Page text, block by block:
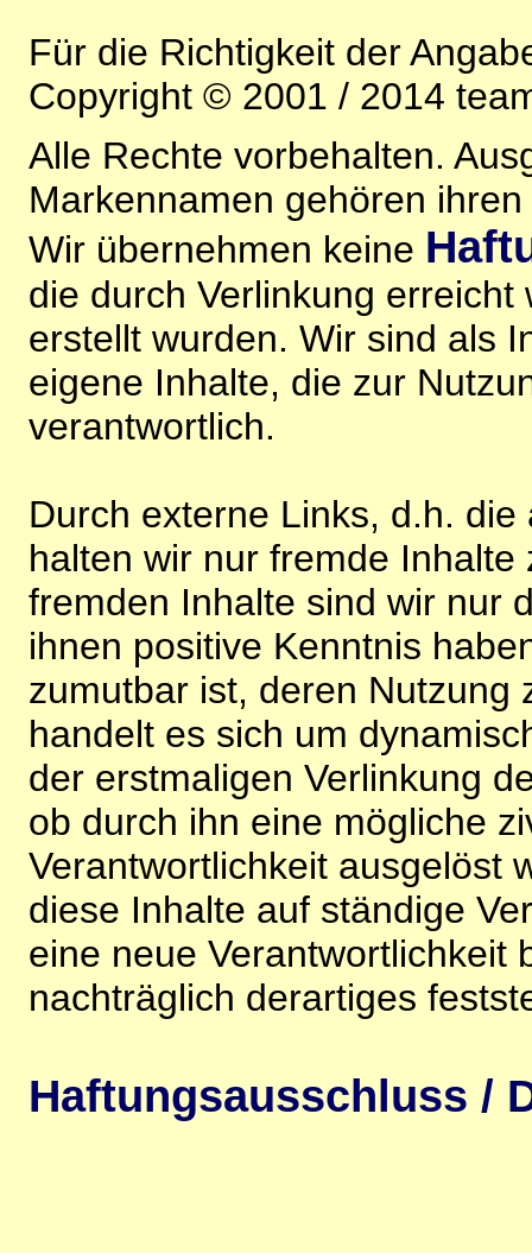
Für die Richtigkeit der
Copyright © 2001 / 2014
Alle Rechte vorbehalten.
Markennamen gehören
Wir übernehmen keine
die durch Verlinkung
erstellt wurden. Wir sind als
eigene Inhalte, die zur
verantwortlich.
Durch externe Links, d.h.
halten wir nur fremde
fremden Inhalte sind wir nur
ihnen positive Kenntnis
zumutbar ist, deren Nutzung
handelt es sich um
der erstmaligen Verlinkung
ob durch ihn eine mögliche
Verantwortlichkeit ausgelöst
diese Inhalte auf ständige
eine neue Verantwortlichkeit
nachträglich derartiges
Haftungsausschluss /